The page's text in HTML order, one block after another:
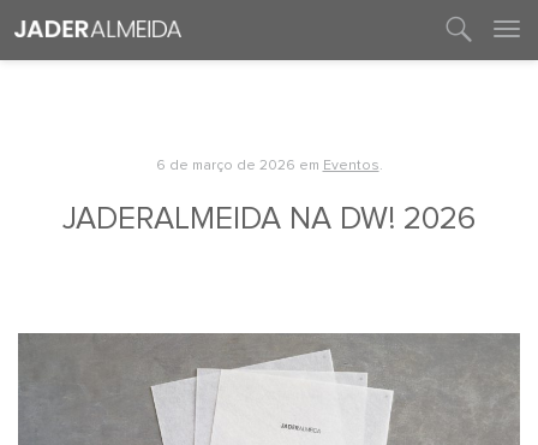
6 de março de 2026 em Eventos.
JADERALMEIDA NA DW! 2026